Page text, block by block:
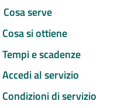
Cosa serve
Cosa si ottiene
Tempi e scadenze
Accedi al servizio
Condizioni di servizio